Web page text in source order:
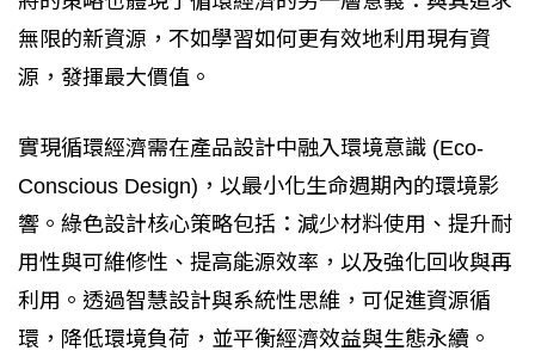
無限的新資源，不如學習如何更有效地利用現有資
源，發揮最大價值。
實現循環經濟需在產品設計中融入環境意識 (Eco-
Conscious Design)，以最小化生命週期內的環境影
響。綠色設計核心策略包括：減少材料使用、提升耐
用性與可維修性、提高能源效率，以及強化回收與再
利用。透過智慧設計與系統性思維，可促進資源循
環，降低環境負荷，並平衡經濟效益與生態永續。